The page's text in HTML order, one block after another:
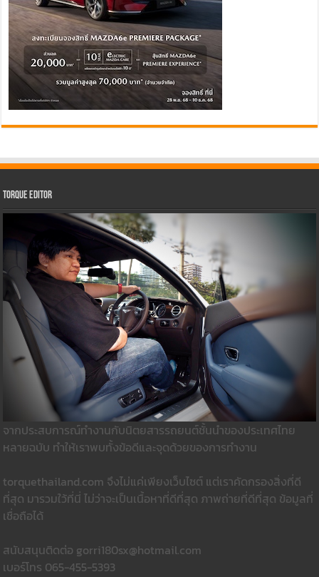
Torque Editor
จากประสบการณ์ทำงานกับนิตยสารรถยนต์ชั้นนำของประเทศไทย
หลายฉบับ ทำให้เราพบทั้งข้อดีและจุดด้วยของการทำงาน
torquethailand.com จึงไม่แค่เพียงเว็บไซต์ แต่เราคัดกรองสิ่งที่ดี
ที่สุด มารวมใว้ที่นี่ ไม่ว่าจะเป็นเนื้อหาที่ดีที่สุด ภาพถ่ายที่ดีที่สุด ข้อมูลที่
เชื่อถือได้
สนับสนุนติดต่อ gorri180sx@hotmail.com
เบอร์โทร 065-455-5393